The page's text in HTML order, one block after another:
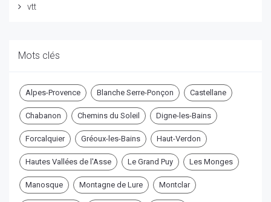
vtt
Mots clés
Alpes-Provence Blanche Serre-Ponçon Castellane
Chabanon Chemins du Soleil Digne-les-Bains
Forcalquier Gréoux-les-Bains Haut-Verdon
Hautes Vallées de l'Asse Le Grand Puy Les Monges
Manosque Montagne de Lure Montclar